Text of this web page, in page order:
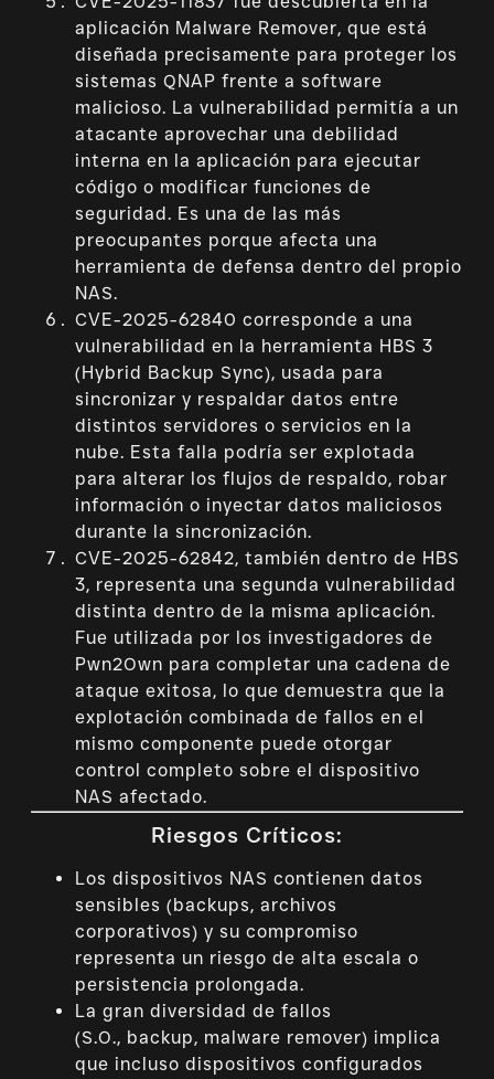
aplicación Malware Remover, que está
diseñada precisamente para proteger los
sistemas QNAP frente a software
malicioso. La vulnerabilidad permitía a un
atacante aprovechar una debilidad
interna en la aplicación para ejecutar
código o modificar funciones de
seguridad. Es una de las más
preocupantes porque afecta una
herramienta de defensa dentro del propio
NAS.
CVE-2025-62840 corresponde a una
vulnerabilidad en la herramienta HBS 3
(Hybrid Backup Sync), usada para
sincronizar y respaldar datos entre
distintos servidores o servicios en la
nube. Esta falla podría ser explotada
para alterar los flujos de respaldo, robar
información o inyectar datos maliciosos
durante la sincronización.
CVE-2025-62842, también dentro de HBS
3, representa una segunda vulnerabilidad
distinta dentro de la misma aplicación.
Fue utilizada por los investigadores de
Pwn2Own para completar una cadena de
ataque exitosa, lo que demuestra que la
explotación combinada de fallos en el
mismo componente puede otorgar
control completo sobre el dispositivo
NAS afectado.
Riesgos Críticos:
Los dispositivos NAS contienen datos
sensibles (backups, archivos
corporativos) y su compromiso
representa un riesgo de alta escala o
persistencia prolongada.
La gran diversidad de fallos
(S.O., backup, malware remover) implica
que incluso dispositivos configurados